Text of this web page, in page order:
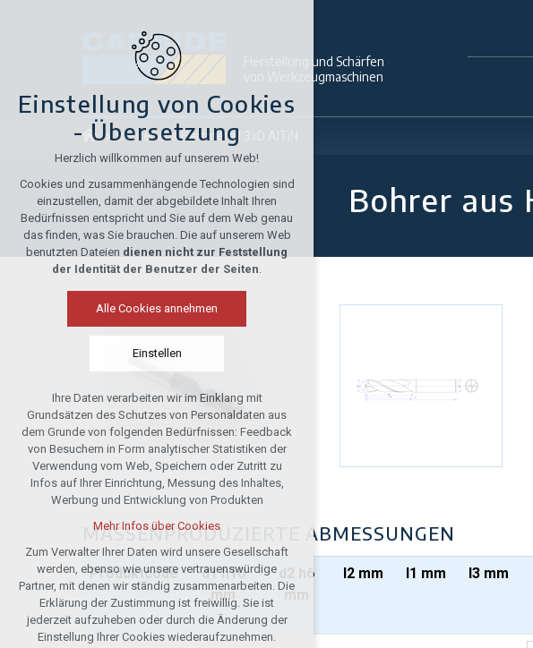
Herstellung und Schärfen
von Werkzeugmaschinen
Bohrer aus Hartmetall 3xD AlTiN
Bohrer aus
MASSENPRODUZIERTE ABMESSUNGEN
Produktcode
d1 h10
mm
d2 h6
mm
I2 mm I1 mm I3 mm
Einstellung von Cookies
- Übersetzung
Herzlich willkommen auf unserem Web!
Cookies und zusammenhängende Technologien sind
einzustellen, damit der abgebildete Inhalt Ihren
Bedürfnissen entspricht und Sie auf dem Web genau
das finden, was Sie brauchen. Die auf unserem Web
benutzten Dateien dienen nicht zur Feststellung
der Identität der Benutzer der Seiten.
Alle Cookies annehmen
Einstellen
Technische Cookies
notwendig für Webbetrieb
Festhalten des Kontextes der Seiten
(session): etwaige Anmeldungen, Wahlen
der Sprache u. ä.
Wahlfreie Cookies
analytische für die anonymisierte
Auswertung der Besucherzahl
Marketing-Cookies (Google, Seznam,
Facebook)
Mehr Infos über Cookies
Ihre Daten verarbeiten wir im Einklang mit
Grundsätzen des Schutzes von Personaldaten aus
dem Grunde von folgenden Bedürfnissen: Feedback
von Besuchern in Form analytischer Statistiken der
Verwendung vom Web, Speichern oder Zutritt zu
Infos auf Ihrer Einrichtung, Messung des Inhaltes,
Werbung und Entwicklung von Produkten
Mehr Infos über Cookies
Zum Verwalter Ihrer Daten wird unsere Gesellschaft
werden, ebenso wie unsere vertrauenswürdige
Partner, mit denen wir ständig zusammenarbeiten. Die
Erklärung der Zustimmung ist freiwillig. Sie ist
jederzeit aufzuheben oder durch die Änderung der
Einstellung Ihrer Cookies wiederaufzunehmen.